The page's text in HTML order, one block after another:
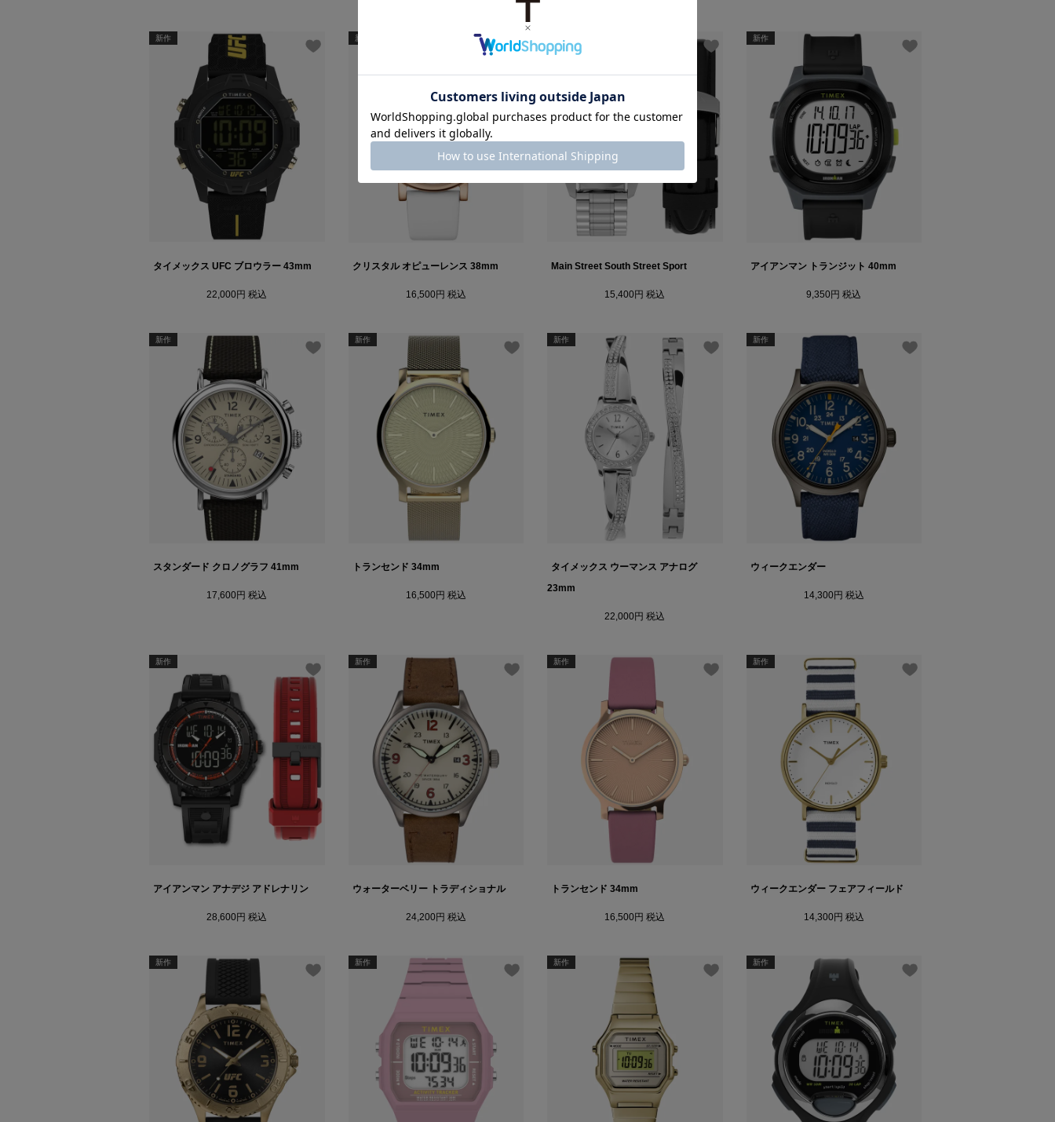
新作
タイメックス UFC ブロウラー 43mm
22,000 税込
新作
クリスタル オピューレンス 38mm
16,500 税込
新作
Main Street South Street Sport
15,400 税込
新作
アイアンマン トランジット 40mm
9,350 税込
新作
スタンダード クロノグラフ 41mm
17,600 税込
新作
トランセンド 34mm
16,500 税込
新作
タイメックス ウーマンス アナログ
23mm
22,000 税込
新作
ウィークエンダー
14,300 税込
新作
アイアンマン アナデジ アドレナリン
28,600 税込
新作
ウォーターベリー トラディショナル
24,200 税込
新作
トランセンド 34mm
16,500 税込
新作
ウィークエンダー フェアフィールド
14,300 税込
新作 新作 新作 新作